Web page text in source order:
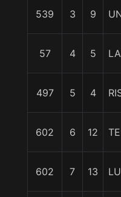
539 3 9
57 4 5
497 5 4
602 6 12
602 7 13